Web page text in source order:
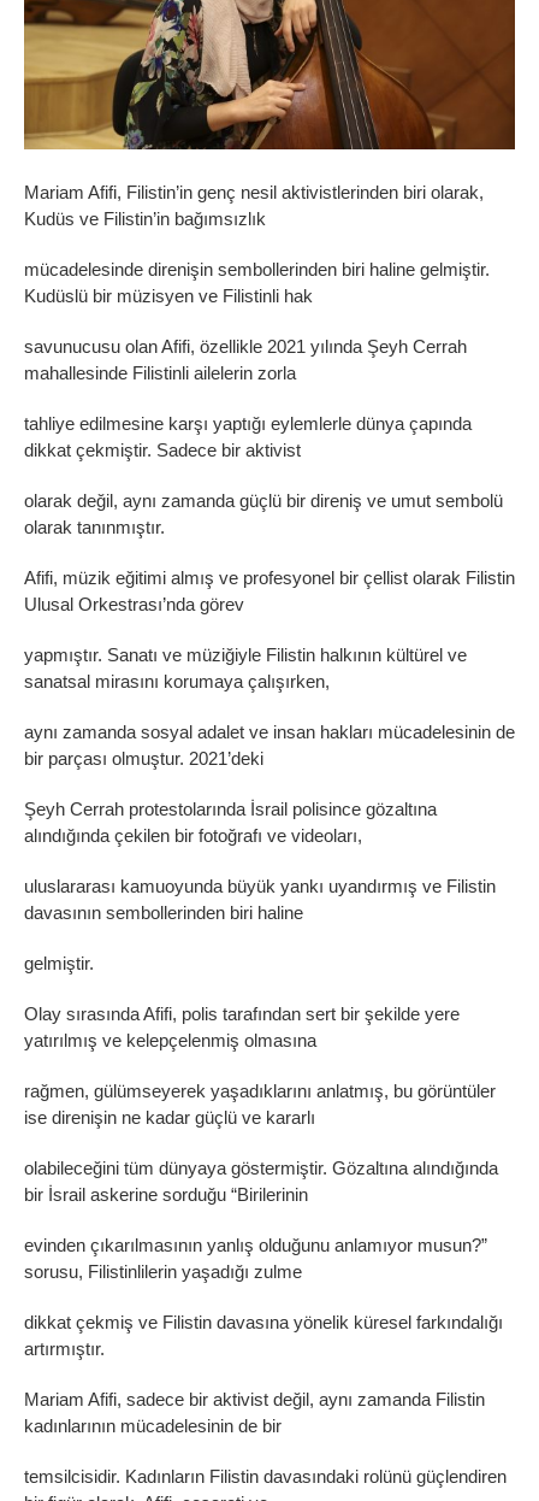
Mariam Afifi, Filistin’in genç nesil aktivistlerinden biri olarak,
Kudüs ve Filistin’in bağımsızlık
mücadelesinde direnişin sembollerinden biri haline gelmiştir.
Kudüslü bir müzisyen ve Filistinli hak
savunucusu olan Afifi, özellikle 2021 yılında Şeyh Cerrah
mahallesinde Filistinli ailelerin zorla
tahliye edilmesine karşı yaptığı eylemlerle dünya çapında
dikkat çekmiştir. Sadece bir aktivist
olarak değil, aynı zamanda güçlü bir direniş ve umut sembolü
olarak tanınmıştır.
Afifi, müzik eğitimi almış ve profesyonel bir çellist olarak Filistin
Ulusal Orkestrası’nda görev
yapmıştır. Sanatı ve müziğiyle Filistin halkının kültürel ve
sanatsal mirasını korumaya çalışırken,
aynı zamanda sosyal adalet ve insan hakları mücadelesinin de
bir parçası olmuştur. 2021’deki
Şeyh Cerrah protestolarında İsrail polisince gözaltına
alındığında çekilen bir fotoğrafı ve videoları,
uluslararası kamuoyunda büyük yankı uyandırmış ve Filistin
davasının sembollerinden biri haline
gelmiştir.
Olay sırasında Afifi, polis tarafından sert bir şekilde yere
yatırılmış ve kelepçelenmiş olmasına
rağmen, gülümseyerek yaşadıklarını anlatmış, bu görüntüler
ise direnişin ne kadar güçlü ve kararlı
olabileceğini tüm dünyaya göstermiştir. Gözaltına alındığında
bir İsrail askerine sorduğu “Birilerinin
evinden çıkarılmasının yanlış olduğunu anlamıyor musun?”
sorusu, Filistinlilerin yaşadığı zulme
dikkat çekmiş ve Filistin davasına yönelik küresel farkındalığı
artırmıştır.
Mariam Afifi, sadece bir aktivist değil, aynı zamanda Filistin
kadınlarının mücadelesinin de bir
temsilcisidir. Kadınların Filistin davasındaki rolünü güçlendiren